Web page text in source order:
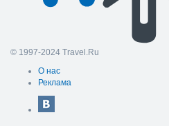
© 1997-2024 Travel.Ru
О нас
Реклама